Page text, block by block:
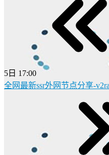
5日 17:00
全网最新ssr外网节点分享-